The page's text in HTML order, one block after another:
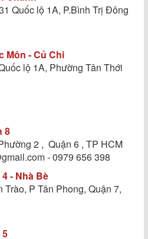
Quốc lộ 1A, P.Bình Trị Đông
Môn - Củ Chi
lộ 1A, Phường Tân Thới
8
2 , Quận 6 , TP HCM
- 0979 656 398
- Nhà Bè
P Tân Phong, Quận 7,